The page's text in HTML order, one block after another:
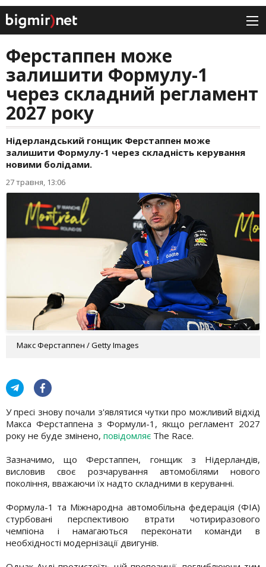
Ферстаппен може
залишити Формулу-1
через складний регламент
2027 року
Нідерландський гонщик Ферстаппен може
залишити Формулу-1 через складність керування
новими болідами.
27 травня, 13:06
Макс Ферстаппен / Getty Images
У пресі знову почали з'являтися чутки про можливий відхід
Макса Ферстаппена з Формули-1, якщо регламент 2027
року не буде змінено, повідомляє The Race.
Зазначимо, що Ферстаппен, гонщик з Нідерландів,
висловив своє розчарування автомобілями нового
покоління, вважаючи їх надто складними в керуванні.
Формула-1 та Міжнародна автомобільна федерація (ФІА)
стурбовані перспективою втрати чотириразового
чемпіона і намагаються переконати команди в
необхідності модернізації двигунів.